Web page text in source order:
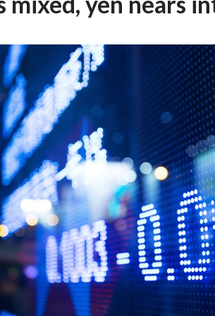
în creșe...
prin Programul...
de lege care...
și ascu... 15/07/2026
protejar... 04/08/2026
04/08/2026
al zonelor pri... 04/08/2026